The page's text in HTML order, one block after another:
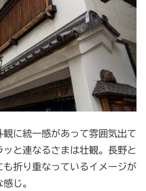
に統一感があって雰囲気出て
と連なるさまは壮観。長野と
折り重なっているイメージが
じ。